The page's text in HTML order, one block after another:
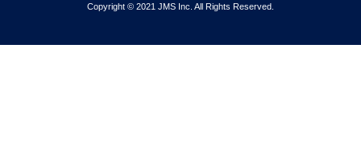
Copyright © 2021 JMS Inc. All Rights Reserved.